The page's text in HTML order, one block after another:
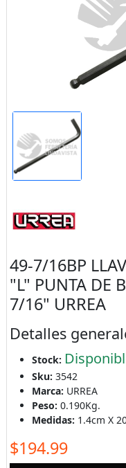
49-7/16BP
"L" PUNTA DE
7/16" URREA
Detalles
Stock:
Sku: 3542
Marca: URREA
Peso: 0.190Kg.
Medidas: 1.4cm X
$194.99